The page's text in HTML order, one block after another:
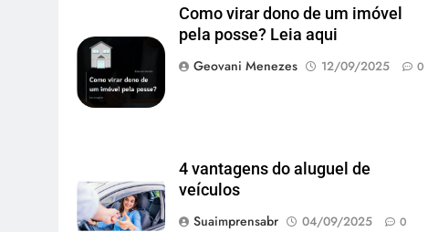
Como virar dono de um imóvel
pela posse? Leia aqui
Geovani Menezes
12/09/2025 0
4 vantagens do aluguel de
veículos
Suaimprensabr
04/09/2025 0